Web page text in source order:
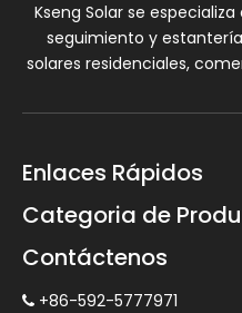
Kseng Solar se
seguimiento y
solares residenciales,
Enlaces Rápidos
Categoria de
Contáctenos
 +86-592-5777971